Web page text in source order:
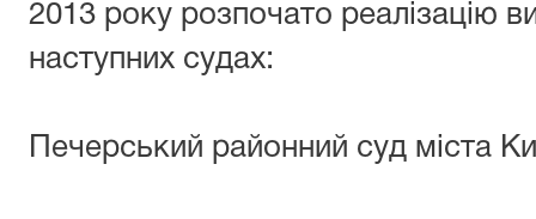
2013 року розпочато реалізацію
наступних судах:
Печерський районний суд міста